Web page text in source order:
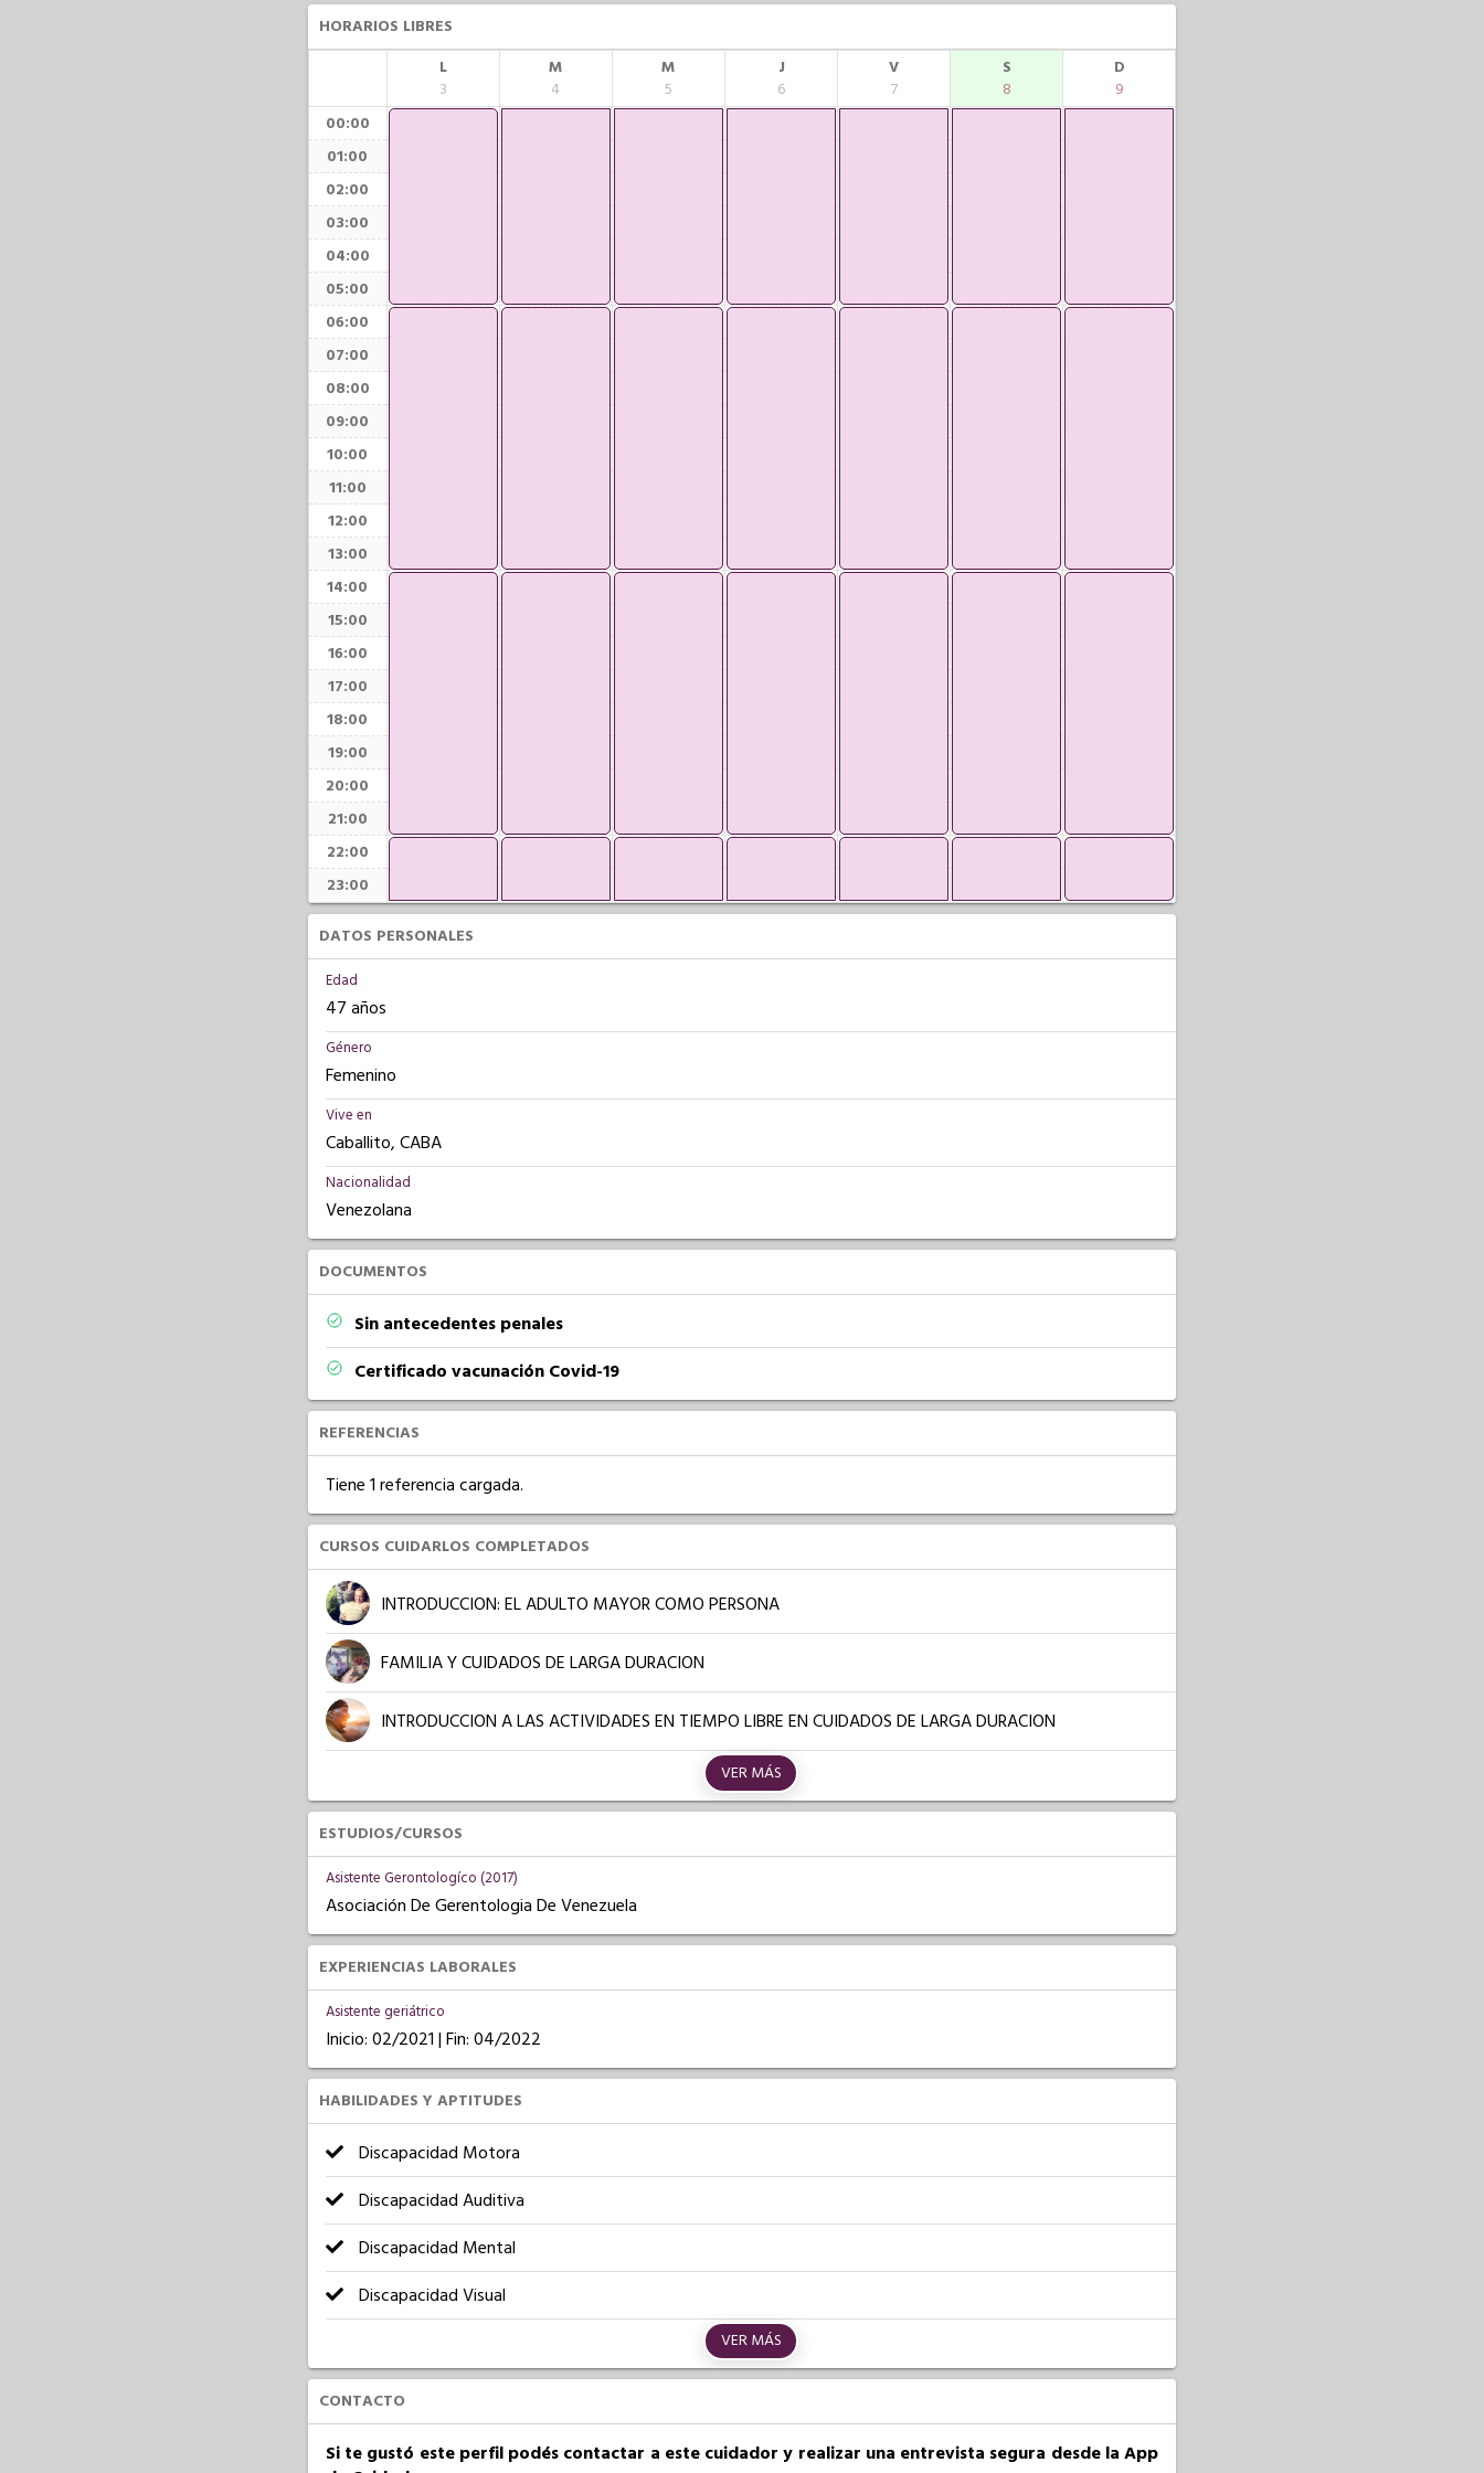
HORARIOS LIBRES
L
3
M
4
M
5
J
6
V
7
S
8
D
9
00:00
01:00
02:00
03:00
04:00
05:00
06:00
07:00
08:00
09:00
10:00
11:00
12:00
13:00
14:00
15:00
16:00
17:00
18:00
19:00
20:00
21:00
22:00
23:00
DATOS PERSONALES
Edad
47 años
Género
Femenino
Vive en
Caballito, CABA
Nacionalidad
Venezolana
DOCUMENTOS
Sin antecedentes penales
Certificado vacunación Covid-19
REFERENCIAS
Tiene 1 referencia cargada.
CURSOS CUIDARLOS COMPLETADOS
INTRODUCCION: EL ADULTO MAYOR COMO PERSONA
FAMILIA Y CUIDADOS DE LARGA DURACION
INTRODUCCION A LAS ACTIVIDADES EN TIEMPO LIBRE EN CUIDADOS DE LARGA DURACION
VER MÁS
ESTUDIOS/CURSOS
Asistente Gerontologíco (2017)
Asociación De Gerentologia De Venezuela
EXPERIENCIAS LABORALES
Asistente geriátrico
Inicio: 02/2021 | Fin: 04/2022
HABILIDADES Y APTITUDES
Discapacidad Motora
Discapacidad Auditiva
Discapacidad Mental
Discapacidad Visual
VER MÁS
CONTACTO
Si te gustó este perfil podés contactar a este cuidador y realizar una entrevista segura desde la App